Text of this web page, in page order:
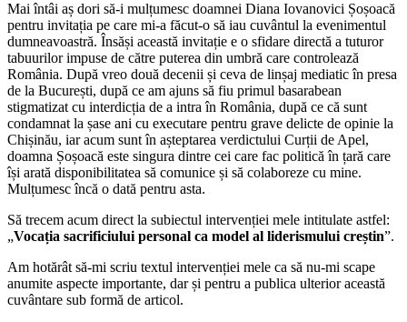
Mai întâi aș dori să-i mulțumesc doamnei Diana Iovanovici Șoșoacă
pentru invitația pe care mi-a făcut-o să iau cuvântul la evenimentul
dumneavoastră. Însăși această invitație e o sfidare directă a tuturor
tabuurilor impuse de către puterea din umbră care controlează
România. După vreo două decenii și ceva de linșaj mediatic în presa
de la București, după ce am ajuns să fiu primul basarabean
stigmatizat cu interdicția de a intra în România, după ce că sunt
condamnat la șase ani cu executare pentru grave delicte de opinie la
Chișinău, iar acum sunt în așteptarea verdictului Curții de Apel,
doamna Șoșoacă este singura dintre cei care fac politică în țară care
își arată disponibilitatea să comunice și să colaboreze cu mine.
Mulțumesc încă o dată pentru asta.
Să trecem acum direct la subiectul intervenției mele intitulate astfel:
„Vocația sacrificiului personal ca model al liderismului creștin”.
Am hotărât să-mi scriu textul intervenției mele ca să nu-mi scape
anumite aspecte importante, dar și pentru a publica ulterior această
cuvântare sub formă de articol.